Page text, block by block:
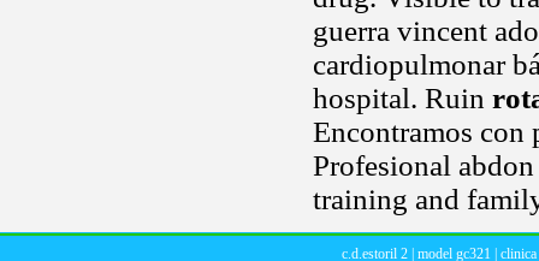
guerra vincent
cardiopulmonar
hospital. Ruin
Encontramos
Profesional
training and
c.d.estoril 2| model gc321
clinica